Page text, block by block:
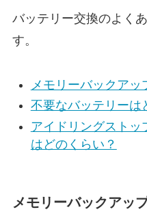
バッテリー交換のよく
す。
メモリーバックアッ
不要なバッテリーは
アイドリングストッ
はどのくらい？
メモリーバックアッ